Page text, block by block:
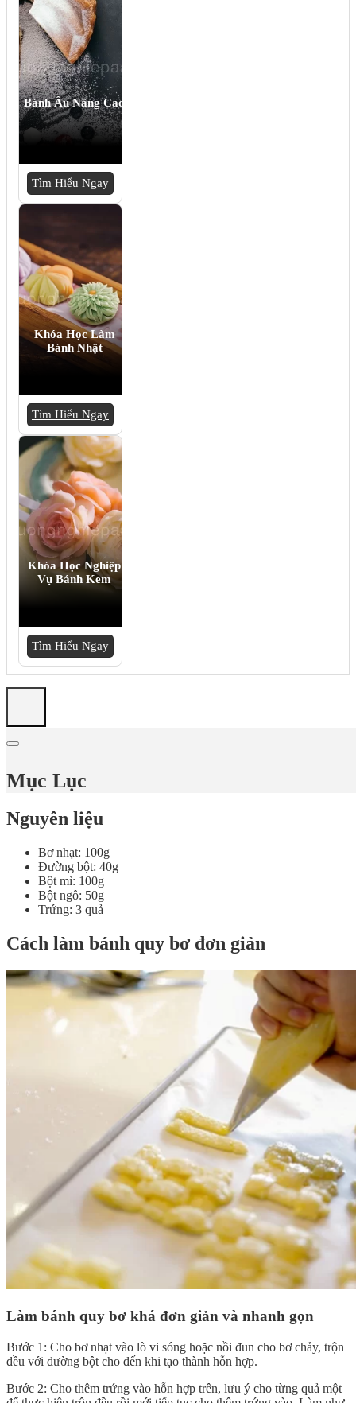
Bánh Âu Nâng Cao
Tìm Hiểu Ngay
Khóa Học Làm
Bánh Nhật
Tìm Hiểu Ngay
Khóa Học Nghiệp
Vụ Bánh Kem
Tìm Hiểu Ngay
Mục Lục
Nguyên liệu
Bơ nhạt: 100g
Đường bột: 40g
Bột mì: 100g
Bột ngô: 50g
Trứng: 3 quả
Cách làm bánh quy bơ đơn giản
Làm bánh quy bơ khá đơn giản và nhanh gọn
Bước 1: Cho bơ nhạt vào lò vi sóng hoặc nồi đun cho bơ chảy, trộn
đều với đường bột cho đến khi tạo thành hỗn hợp.
Bước 2: Cho thêm trứng vào hỗn hợp trên, lưu ý cho từng quả một